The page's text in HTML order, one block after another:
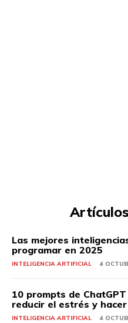
Las mejores
programar en 2025
INTELIGENCIA ARTIFICIAL 4
10 prompts de
reducir el estrés y hacer
INTELIGENCIA ARTIFICIAL 4